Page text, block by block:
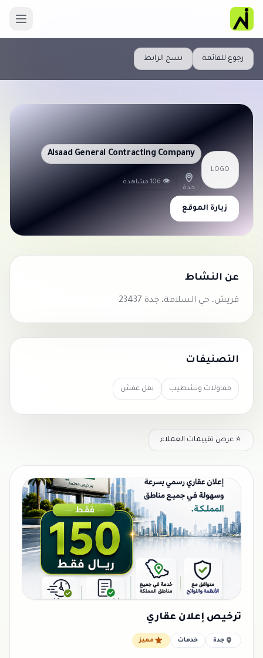
رجوع للقائمة نسخ الرابط
LOGO
Alsaad General Contracting Company
جدة
👁 106 مشاهدة
زيارة الموقع
عن النشاط
قريش، حي السلامة، جدة 23437
التصنيفات
مقاولات وتشطيب نقل عفش
⭐ عرض تقييمات العملاء
ترخيص إعلان عقاري
جدة خدمات مميز